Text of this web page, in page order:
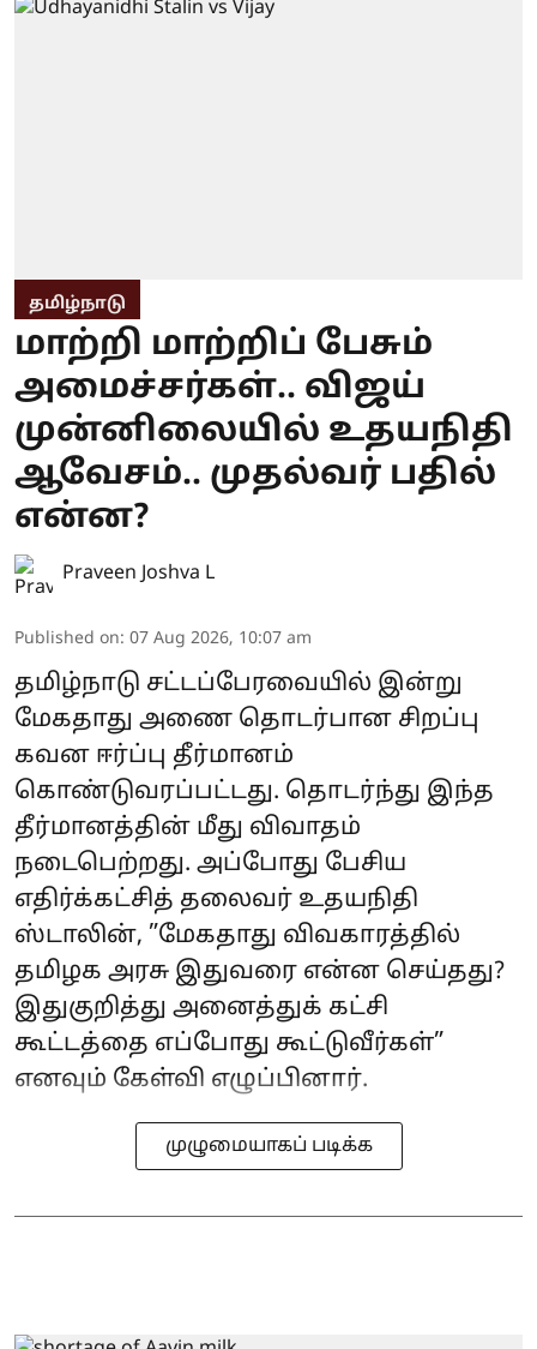
தமிழ்நாடு
மாற்றி மாற்றிப் பேசும்
அமைச்சர்கள்.. விஜய்
முன்னிலையில் உதயநிதி
ஆவேசம்.. முதல்வர் பதில்
என்ன?
Praveen Joshva L
Published on: 07 Aug 2026, 10:07 am
தமிழ்நாடு சட்டப்பேரவையில் இன்று
மேகதாது அணை தொடர்பான சிறப்பு
கவன ஈர்ப்பு தீர்மானம்
கொண்டுவரப்பட்டது. தொடர்ந்து இந்த
தீர்மானத்தின் மீது விவாதம்
நடைபெற்றது. அப்போது பேசிய
எதிர்க்கட்சித் தலைவர் உதயநிதி
ஸ்டாலின், ”மேகதாது விவகாரத்தில்
தமிழக அரசு இதுவரை என்ன செய்தது?
இதுகுறித்து அனைத்துக் கட்சி
கூட்டத்தை எப்போது கூட்டுவீர்கள்”
எனவும் கேள்வி எழுப்பினார்.
முழுமையாகப் படிக்க